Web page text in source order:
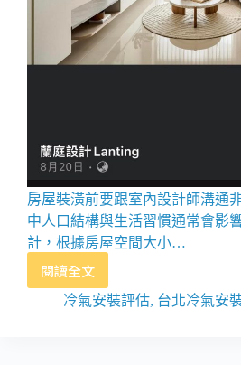
房屋裝潢前要跟室內設計師溝通
中人口結構與生活習慣通常會影
計，根據房屋空間大小…
閱讀全文
台
北
冷氣安裝評估, 台北冷氣安